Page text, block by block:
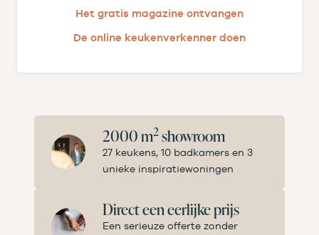
Het gratis magazine ontvangen
De online keukenverkenner doen
2000 m2showroom
27 keukens, 10 badkamers en 3
unieke inspiratiewoningen
Direct een eerlijke prijs
Een serieuze offerte zonder